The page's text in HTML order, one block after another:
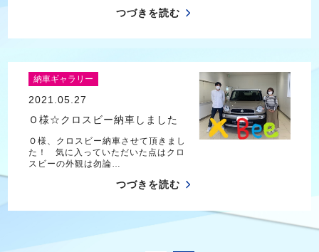
つづきを読む
納車ギャラリー
2021.05.27
Ｏ様☆クロスビー納車しました
Ｏ様、クロスビー納車させて頂きまし
た！ 気に入っていただいた点はクロ
スビーの外観は勿論…
つづきを読む